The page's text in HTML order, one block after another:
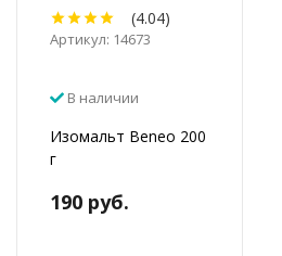
(4.04)
Артикул: 14673
В наличии
Изомальт Beneo 200
г
190 руб.